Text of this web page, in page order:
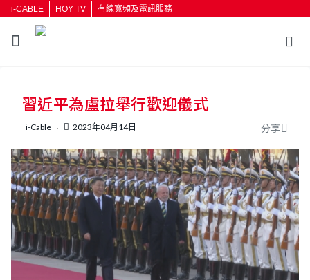
i-CABLE HOY TV 有線寬頻及電訊服務
按輸入鍵開始搜尋
習近平為盧拉舉行歡迎儀式
i-Cable 2023年04月14日 分享